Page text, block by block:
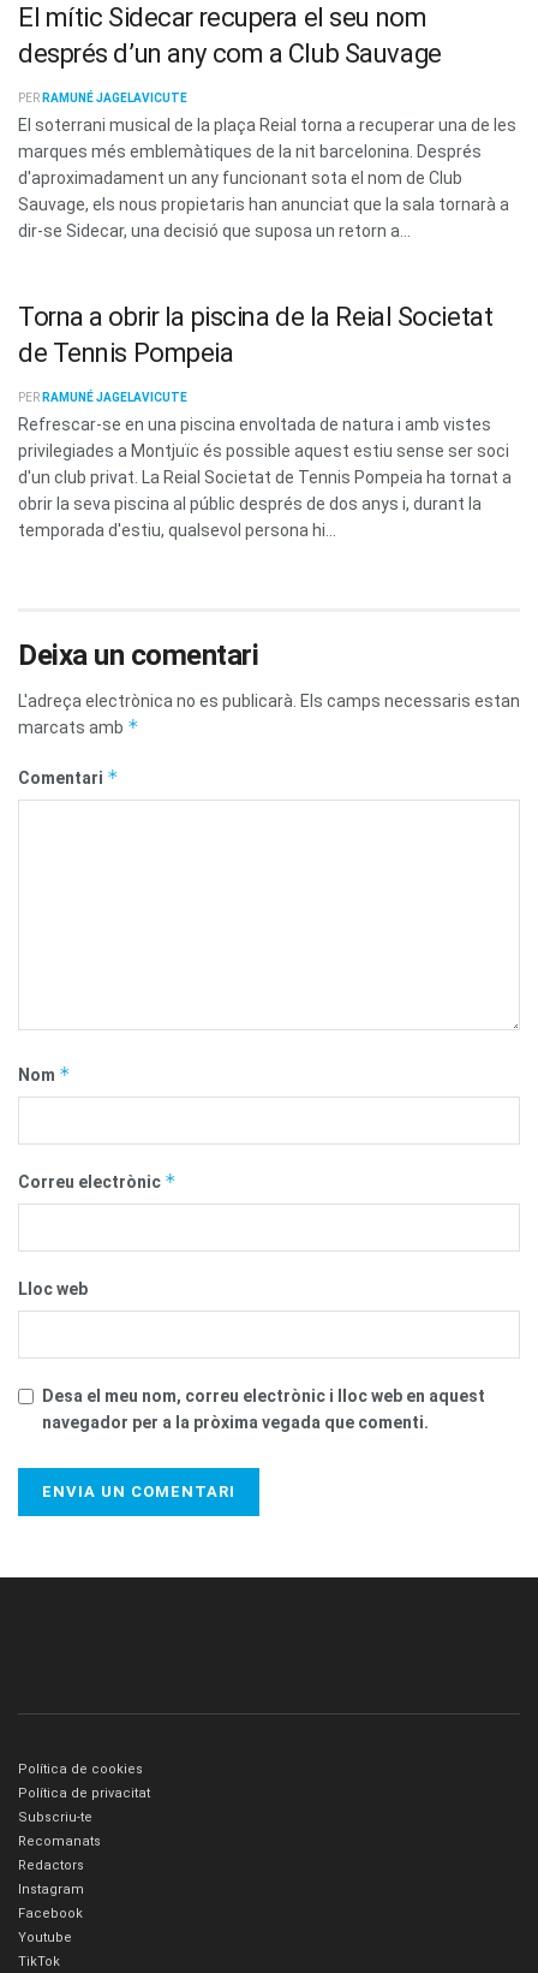
El mític Sidecar recupera el seu nom
després d’un any com a Club Sauvage
PER RAMUNÉ JAGELAVICUTE
El soterrani musical de la plaça Reial torna a recuperar una de les
marques més emblemàtiques de la nit barcelonina. Després
d'aproximadament un any funcionant sota el nom de Club
Sauvage, els nous propietaris han anunciat que la sala tornarà a
dir-se Sidecar, una decisió que suposa un retorn a...
Torna a obrir la piscina de la Reial Societat
de Tennis Pompeia
PER RAMUNÉ JAGELAVICUTE
Refrescar-se en una piscina envoltada de natura i amb vistes
privilegiades a Montjuïc és possible aquest estiu sense ser soci
d'un club privat. La Reial Societat de Tennis Pompeia ha tornat a
obrir la seva piscina al públic després de dos anys i, durant la
temporada d'estiu, qualsevol persona hi...
Deixa un comentari
L'adreça electrònica no es publicarà. Els camps necessaris estan
marcats amb *
Comentari *
Nom *
Correu electrònic *
Lloc web
Desa el meu nom, correu electrònic i lloc web en aquest
navegador per a la pròxima vegada que comenti.
Política de cookies
Política de privacitat
Subscriu-te
Recomanats
Redactors
Instagram
Facebook
Youtube
TikTok